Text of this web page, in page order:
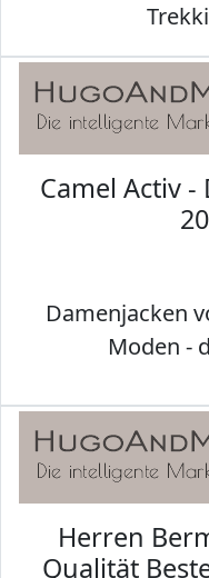
Camel Activ
Damenjacken
Moden -
Herren
Qualität